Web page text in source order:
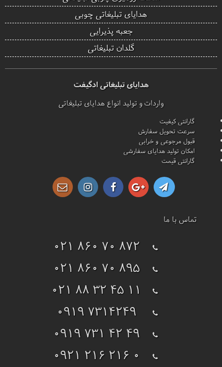
هدایای تبلیغاتی چوبی
جعبه پذیرایی
گلدان تبلیغاتی
هدایای تبلیغاتی ادگیفت
واردات و تولید انواع هدایای تبلیغاتی
گارانتی کیفیت
سرعت تحویل سفارش
قبول مرجوعی و خرابی
امکان تولید هدایای سفارشی
گارانتی قیمت
تماس با ما
021 860 70 872
021 860 70 895
021 88 32 45 11
0919 7314249
0919 731 42 49
0921 216 216 0